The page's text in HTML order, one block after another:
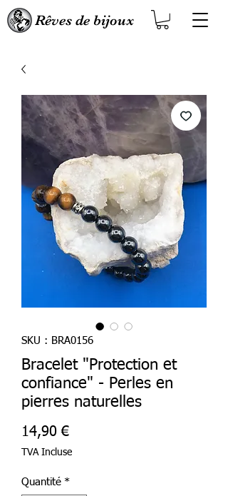
Rêves de bijoux
SKU : BRA0156
Bracelet "Protection et
confiance" - Perles en
pierres naturelles
14,90 €Prix
TVA Incluse
Quantité *